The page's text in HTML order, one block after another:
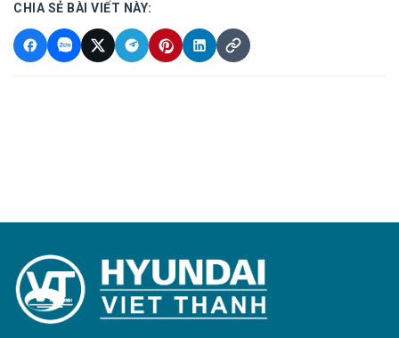
CHIA SẺ BÀI VIẾT NÀY: